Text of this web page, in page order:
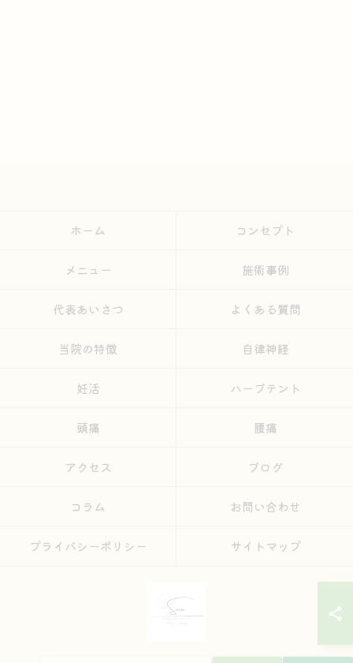
ホーム コンセプト
メニュー 施術事例
代表あいさつ よくある質問
当院の特徴 自律神経
妊活 ハーブテント
頭痛 腰痛
アクセス ブログ
コラム お問い合わせ
プライバシーポリシー サイトマップ